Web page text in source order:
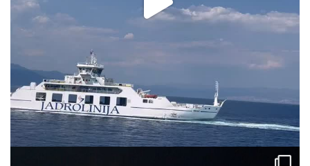
Aug 2